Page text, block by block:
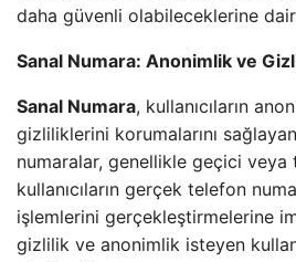
daha güvenli olabileceklerine
Sanal Numara: Anonimlik ve
Sanal Numara, kullanıcıların
gizliliklerini korumalarını
numaralar, genellikle geçici veya
kullanıcıların gerçek telefon
işlemlerini gerçekleştirmelerine
gizlilik ve anonimlik isteyen